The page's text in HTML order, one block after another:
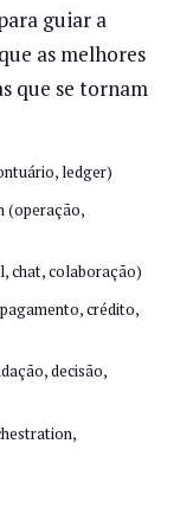
guiar a
as melhores
que se tornam
ledger)
(operação,
chat, colaboração)
crédito,
decisão,